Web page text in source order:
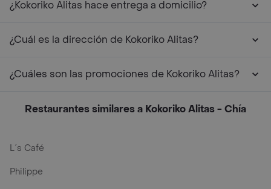
¿Kokoriko Alitas hace entrega a domicilio?
¿Cuál es la dirección de Kokoriko Alitas?
¿Cuáles son las promociones de Kokoriko Alitas?
Restaurantes similares a Kokoriko Alitas - Chía
L´s Café
Philippe